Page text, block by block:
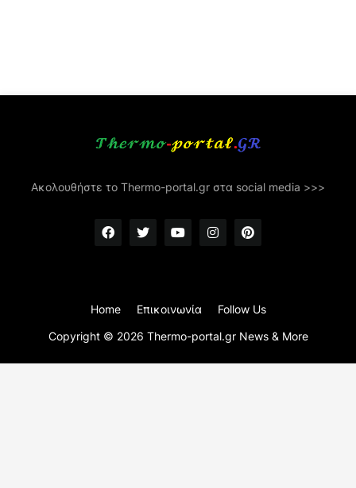
Ακολουθήστε το Thermo-portal.gr στα social media >>>
Copyright © 2026 Thermo-portal.gr News & More
Home Επικοινωνία Follow Us